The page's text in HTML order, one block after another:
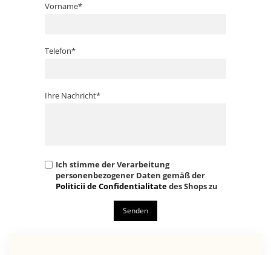
Vorname*
Telefon*
Ihre Nachricht*
Ich stimme der Verarbeitung
personenbezogener Daten gemäß der
Politicii de Confidentialitatedes Shops zu
Senden